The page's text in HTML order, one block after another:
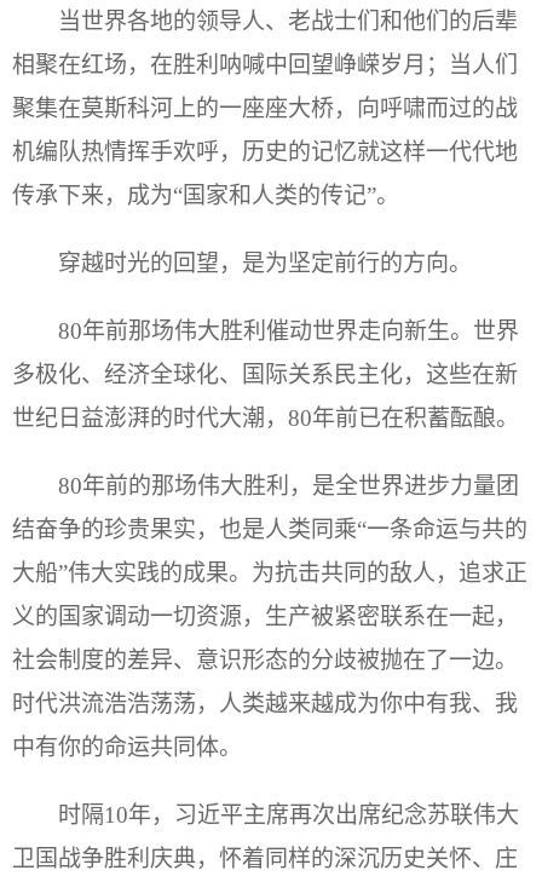
当世界各地的领导人、老战士们和他们的后辈
相聚在红场，在胜利呐喊中回望峥嵘岁月；当人们
聚集在莫斯科河上的一座座大桥，向呼啸而过的战
机编队热情挥手欢呼，历史的记忆就这样一代代地
传承下来，成为“国家和人类的传记”。
穿越时光的回望，是为坚定前行的方向。
80年前那场伟大胜利催动世界走向新生。世界
多极化、经济全球化、国际关系民主化，这些在新
世纪日益澎湃的时代大潮，80年前已在积蓄酝酿。
80年前的那场伟大胜利，是全世界进步力量团
结奋争的珍贵果实，也是人类同乘“一条命运与共的
大船”伟大实践的成果。为抗击共同的敌人，追求正
义的国家调动一切资源，生产被紧密联系在一起，
社会制度的差异、意识形态的分歧被抛在了一边。
时代洪流浩浩荡荡，人类越来越成为你中有我、我
中有你的命运共同体。
时隔10年，习近平主席再次出席纪念苏联伟大
卫国战争胜利庆典，怀着同样的深沉历史关怀、庄